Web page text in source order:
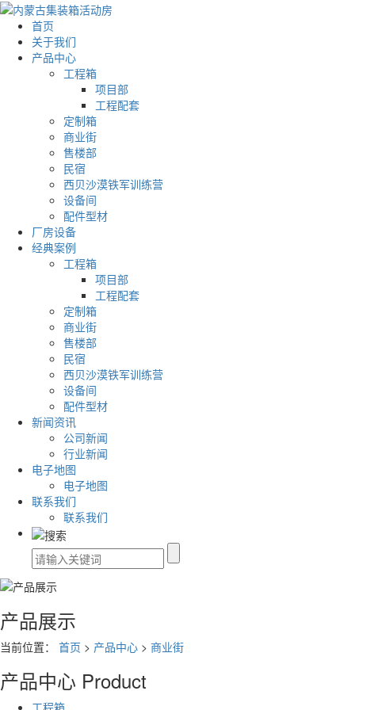
首页
关于我们
产品中心
工程箱
项目部
工程配套
定制箱
商业街
售楼部
民宿
西贝沙漠铁军训练营
设备间
配件型材
厂房设备
经典案例
工程箱
项目部
工程配套
定制箱
商业街
售楼部
民宿
西贝沙漠铁军训练营
设备间
配件型材
新闻资讯
公司新闻
行业新闻
电子地图
电子地图
联系我们
联系我们
产品展示
当前位置： 首页 > 产品中心 > 商业街
产品中心 Product
工程箱